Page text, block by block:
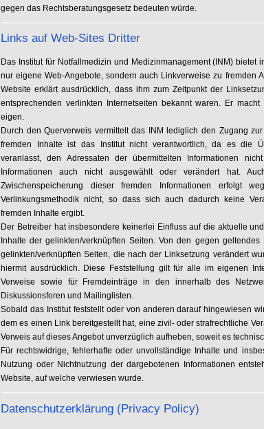
gegen das Rechtsberatungsgesetz bedeuten würde.
Links auf Web-Sites Dritter
Das Institut für Notfallmedizin und Medizinmanagement (INM) bietet
nur eigene Web-Angebote, sondern auch Linkverweise zu fremden
Website erklärt ausdrücklich, dass ihm zum Zeitpunkt der
entsprechenden verlinkten Internetseiten bekannt waren. Er
eigen.
Durch den Querverweis vermittelt das INM lediglich den Zugang
fremden Inhalte ist das Institut nicht verantwortlich, da es die
veranlasst, den Adressaten der übermittelten Informationen
Informationen auch nicht ausgewählt oder verändert hat.
Zwischenspeicherung dieser fremden Informationen erfolgt
Verlinkungsmethodik nicht, so dass sich auch dadurch keine
fremden Inhalte ergibt.
Der Betreiber hat insbesondere keinerlei Einfluss auf die aktuelle
Inhalte der gelinkten/verknüpften Seiten. Von den gegen
gelinkten/verknüpften Seiten, die nach der Linksetzung verändert
hiermit ausdrücklich. Diese Feststellung gilt für alle im eigenen
Verweise sowie für Fremdeinträge in den innerhalb des
Diskussionsforen und Mailinglisten.
Sobald das Institut feststellt oder von anderen darauf hingewiesen
dem es einen Link bereitgestellt hat, eine zivil- oder strafrechtliche
Verweis auf dieses Angebot unverzüglich aufheben, soweit es
Für rechtswidrige, fehlerhafte oder unvollständige Inhalte und
Nutzung oder Nichtnutzung der dargebotenen Informationen
Website, auf welche verwiesen wurde.
Datenschutzerklärung (Privacy Policy)